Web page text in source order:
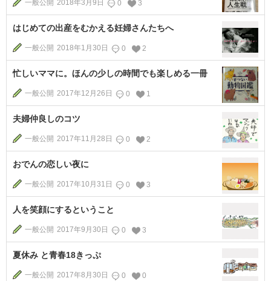
一般公開 2018年3月9日 0 3
はじめての出産をむかえる妊婦さんたちへ
一般公開 2018年1月30日 0 2
忙しいママに。ほんの少しの時間でも楽しめる一冊
一般公開 2017年12月26日 0 1
夫婦仲良しのコツ
一般公開 2017年11月28日 0 2
おでんの恋しい夜に
一般公開 2017年10月31日 0 3
人を笑顔にするということ
一般公開 2017年9月30日 0 3
夏休み と青春18きっぷ
一般公開 2017年8月30日 0 0